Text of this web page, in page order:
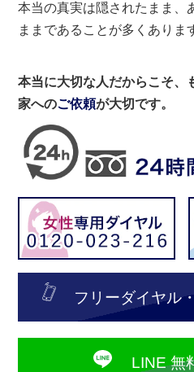
本当の真実は隠されたまま、
ままであることが多くありま
本当に大切な人だからこそ、
家へのご依頼が大切です。
フリーダイヤル
LINE 無